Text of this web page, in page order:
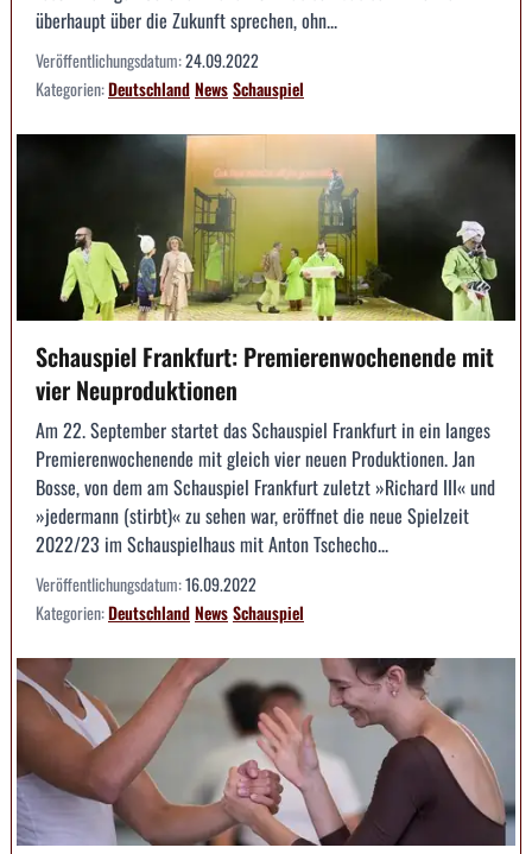
überhaupt über die Zukunft sprechen, ohn...
Veröffentlichungsdatum:24.09.2022
Kategorien:DeutschlandNewsSchauspiel
Schauspiel Frankfurt: Premierenwochenende mit
vier Neuproduktionen
Am 22. September startet das Schauspiel Frankfurt in ein langes
Premierenwochenende mit gleich vier neuen Produktionen. Jan
Bosse, von dem am Schauspiel Frankfurt zuletzt »Richard III« und
»jedermann (stirbt)« zu sehen war, eröffnet die neue Spielzeit
2022/23 im Schauspielhaus mit Anton Tschecho...
Veröffentlichungsdatum:16.09.2022
Kategorien:DeutschlandNewsSchauspiel